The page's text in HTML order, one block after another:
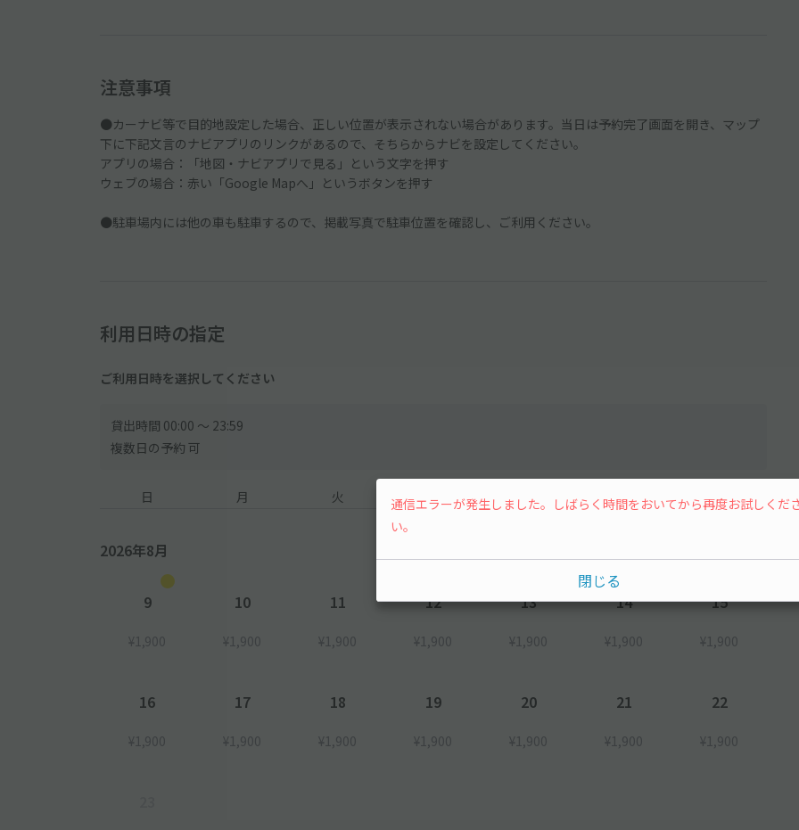
注意事項
●カーナビ等で目的地設定した場合、正しい位置が表示されない場合があります。当日は予約完了画面を開き、マップ
下に下記文言のナビアプリのリンクがあるので、そちらからナビを設定してください。
アプリの場合：「地図・ナビアプリで見る」という文字を押す
ウェブの場合：赤い「Google Mapへ」というボタンを押す
●駐車場内には他の車も駐車するので、掲載写真で駐車位置を確認し、ご利用ください。
利用日時の指定
ご利用日時を選択してください
貸出時間 00:00 〜 23:59
複数日の予約 可
日 月 火 水 木 金 土
2026年8月
9
¥1,900
10
¥1,900
11
¥1,900
12
¥1,900
13
¥1,900
14
¥1,900
15
¥1,900
16
¥1,900
17
¥1,900
18
¥1,900
19
¥1,900
20
¥1,900
21
¥1,900
22
¥1,900
通信エラーが発生しました。しばらく時間をおいてから再度お試しくだ
い。
閉じる